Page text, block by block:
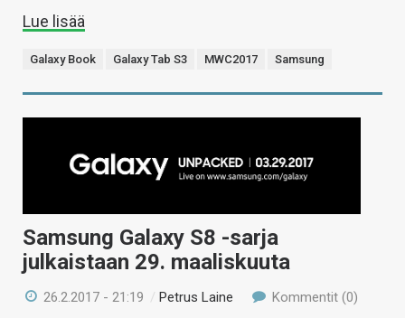
Lue lisää
Galaxy Book Galaxy Tab S3 MWC2017 Samsung
Samsung Galaxy S8 -sarja
julkaistaan 29. maaliskuuta
26.2.2017 - 21:19 /Petrus Laine Kommentit (0)